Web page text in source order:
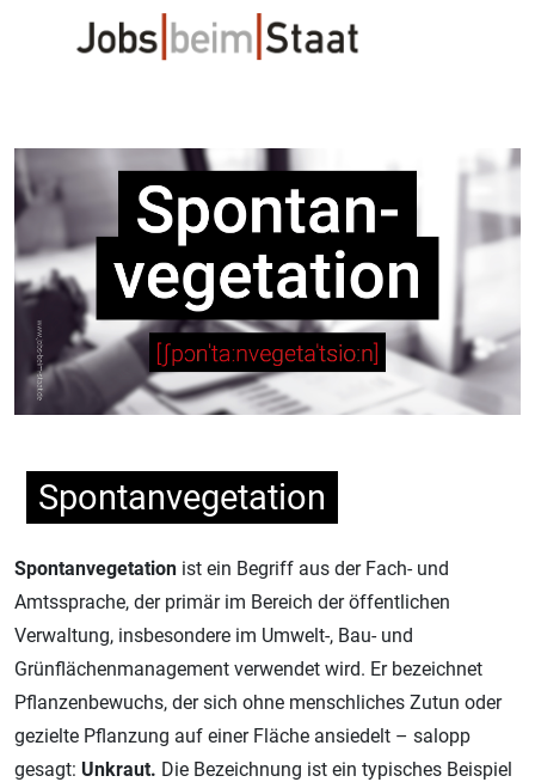
Spontanvegetation
Spontanvegetation ist ein Begriff aus der Fach- und
Amtssprache, der primär im Bereich der öffentlichen
Verwaltung, insbesondere im Umwelt-, Bau- und
Grünflächenmanagement verwendet wird. Er bezeichnet
Pflanzenbewuchs, der sich ohne menschliches Zutun oder
gezielte Pflanzung auf einer Fläche ansiedelt – salopp
gesagt: Unkraut. Die Bezeichnung ist ein typisches Beispiel